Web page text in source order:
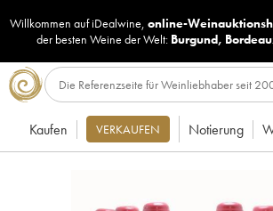
Willkommen auf iDealwine, online-
der besten Weine der Welt: Burgund,
Kaufen VERKAUFEN Notierung